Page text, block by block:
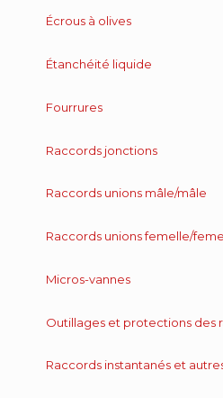
Écrous à olives
Étanchéité liquide
Fourrures
Raccords jonctions
Raccords unions mâle/mâle
Raccords unions femelle/
Micros-vannes
Outillages et protections des
Raccords instantanés et